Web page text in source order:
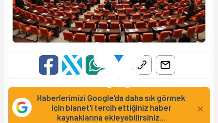
Haberlerimizi Google'da daha sık görmek
için bianet'i tercih ettiğiniz haber
kaynaklarına ekleyebilirsiniz...
×